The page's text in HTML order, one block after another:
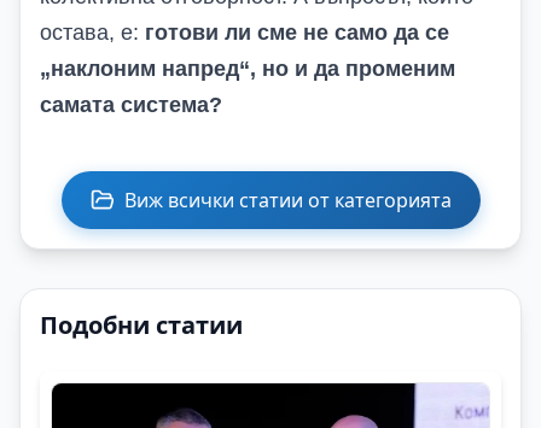
остава, е: готови ли сме не само да се
„наклоним напред“, но и да променим
самата система?
Виж всички статии от категорията
Подобни статии